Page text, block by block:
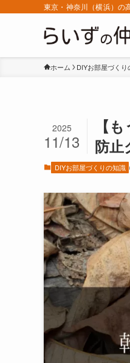
東京・神奈川（横浜）の
ホーム DIYお部屋づくり
【
防止
2025
11/13
DIYお部屋づくりの知識